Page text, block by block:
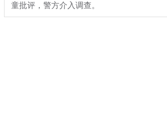
童批评，警方介入调查。